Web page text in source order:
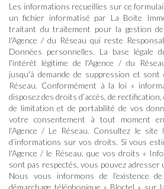
Les informations recueillies sur ce
un fichier informatisé par La Boite
traitant du traitement pour la gestion de
l'Agence / du Réseau qui reste
Données personnelles. La base légale
l'intérêt légitime de l'Agence / du
jusqu'à demande de suppression et sont
Réseau. Conformément à la loi «
disposez des droits d’accès, de rectification,
de limitation et de portabilité de vos
votre consentement à tout moment
l’Agence / Le Réseau. Consultez le site
d’informations sur vos droits. Si vous
l'Agence / le Réseau, que vos droits «
sont pas respectés, vous pouvez adresser
Nous vous informons de l’existence
démarchage téléphonique « Bloctel », sur